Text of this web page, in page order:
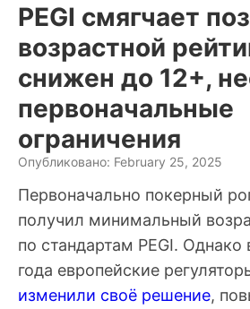
PEGI смягчает
возрастной
снижен до 12+,
первоначальные
ограничения
Опубликовано: February 25, 2025
Первоначально покерный
получил минимальный
по стандартам PEGI. Однако
года европейские
изменили своё решение,